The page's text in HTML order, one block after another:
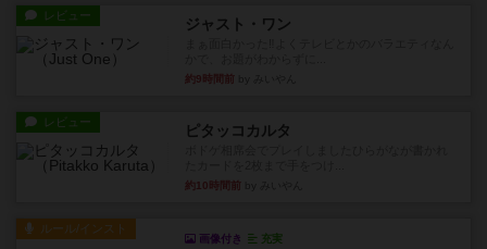
レビュー ジャスト・ワン
約9時間前
レビュー ピタッコカルタ
約10時間前
ルール/インスト
画像付き 充実